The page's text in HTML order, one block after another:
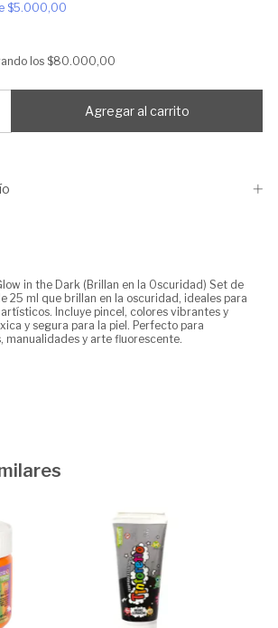
$5.000,00
los $80.000,00
in the Dark (Brillan en la Oscuridad) Set de
25 ml que brillan en la oscuridad, ideales para
Incluye pincel, colores vibrantes y
y segura para la piel. Perfecto para
manualidades y arte fluorescente.